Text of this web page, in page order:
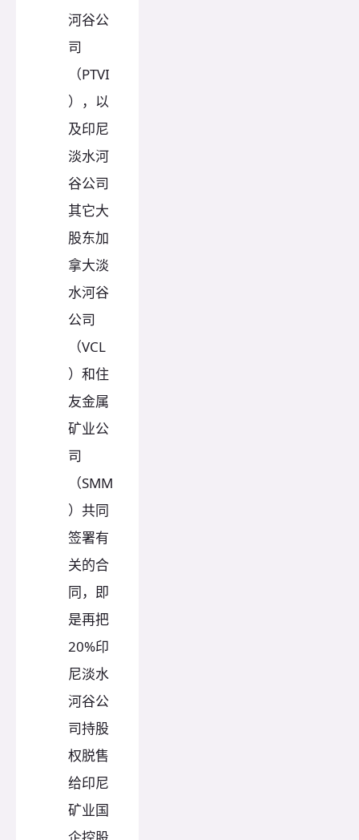
河谷公
司
（PTVI
），以
及印尼
淡水河
谷公司
其它大
股东加
拿大淡
水河谷
公司
（VCL
）和住
友金属
矿业公
司
（SMM
）共同
签署有
关的合
同，即
是再把
20%印
尼淡水
河谷公
司持股
权脱售
给印尼
矿业国